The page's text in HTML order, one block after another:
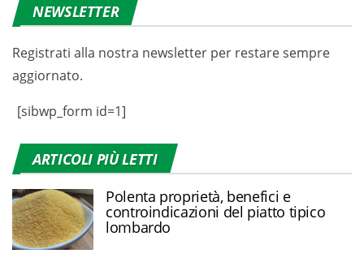
NEWSLETTER
Registrati alla nostra newsletter per restare sempre
aggiornato.
[sibwp_form id=1]
ARTICOLI PIÙ LETTI
Polenta proprietà, benefici e
controindicazioni del piatto tipico
lombardo